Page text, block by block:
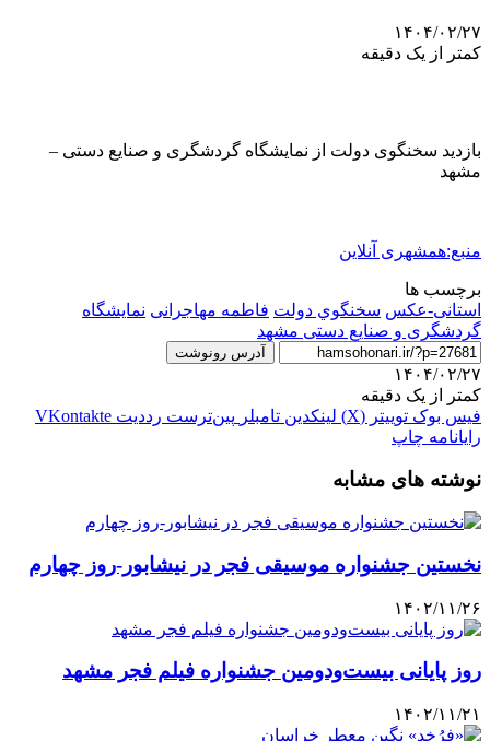
۱۴۰۴/۰۲/۲۷
کمتر از یک دقیقه
بازدید سخنگوی دولت از نمایشگاه گردشگری و صنایع دستی –
مشهد
منبع:همشهری آنلاین
برچسب ها
استانی-عکس سخنگوي دولت فاطمه مهاجرانی نمایشگاه
گردشگری و صنایع دستی مشهد
آدرس رونوشت
۱۴۰۴/۰۲/۲۷
کمتر از یک دقیقه
فیس بوک توییتر (X) لینکدین ‫تامبلر ‫پین‌ترست ‫رددیت ‫VKontakte
رایانامه چاپ
نوشته های مشابه
نخستین جشنواره موسیقی فجر در نیشابور-روز چهارم
۱۴۰۲/۱۱/۲۶
روز پایانی بیست‌ودومین جشنواره فیلم فجر مشهد
۱۴۰۲/۱۱/۲۱